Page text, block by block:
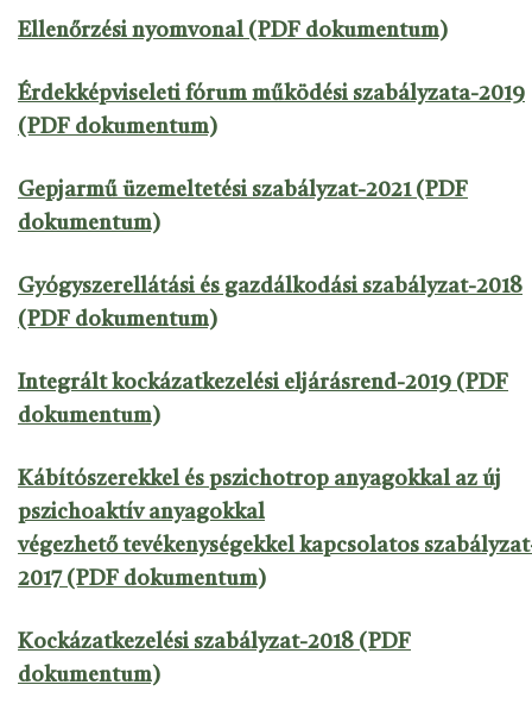
Ellenőrzési nyomvonal (PDF dokumentum)
Érdekképviseleti fórum működési szabályzata-2019
(PDF dokumentum)
Gepjarmű üzemeltetési szabályzat-2021 (PDF
dokumentum)
Gyógyszerellátási és gazdálkodási szabályzat-2018
(PDF dokumentum)
Integrált kockázatkezelési eljárásrend-2019 (PDF
dokumentum)
Kábítószerekkel és pszichotrop anyagokkal az új
pszichoaktív anyagokkal
végezhető tevékenységekkel kapcsolatos
2017 (PDF dokumentum)
Kockázatkezelési szabályzat-2018 (PDF
dokumentum)